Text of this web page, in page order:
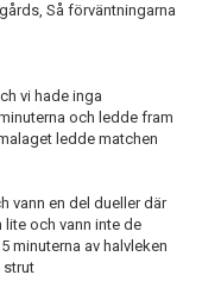
Så förväntningarna
vi hade inga
och ledde fram
ledde matchen
vann en del dueller där
och vann inte de
minuterna av halvleken
strut